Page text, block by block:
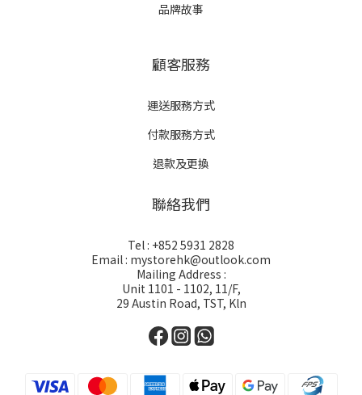
品牌故事
顧客服務
運送服務方式
付款服務方式
退款及更換
聯絡我們
Tel : +852 5931 2828
Email : mystorehk@outlook.com
Mailing Address :
Unit 1101 - 1102, 11/F,
29 Austin Road, TST, Kln